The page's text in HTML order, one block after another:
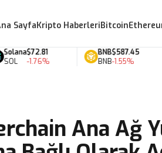
SayfaKripto HaberleriBitcoin
$72.81
-1.76%
BNB
BNB
$587.45
-1.55%
Ana Ağ